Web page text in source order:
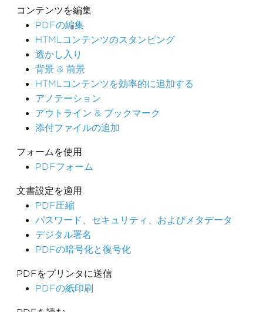
コンテンツを編集
PDFの編集
HTMLコンテンツのスタンピング
透かし入り
背景 & 前景
HTMLコンテンツを効率的に追加する
アノテーション
アウトライン & ブックマーク
添付ファイルの追加
フォームを使用
PDFフォーム
文書設定を適用
PDF圧縮
パスワード、セキュリティ、およびメタデータ
デジタル署名
PDFの暗号化と復号化
PDFをプリンタに送信
PDFの紙印刷